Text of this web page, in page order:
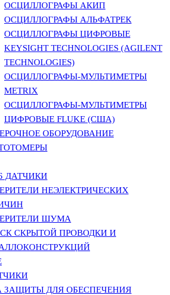
ОСЦИЛЛОГРАФЫ АКИП
ОСЦИЛЛОГРАФЫ АЛЬФАТРЕК
ОСЦИЛЛОГРАФЫ ЦИФРОВЫЕ
KEYSIGHT TECHNOLOGIES (AGILENT
TECHNOLOGIES)
ОСЦИЛЛОГРАФЫ-МУЛЬТИМЕТРЫ
METRIX
ОСЦИЛЛОГРАФЫ-МУЛЬТИМЕТРЫ
ЦИФРОВЫЕ FLUKE (США)
ОБОРУДОВАНИЕ
ДАТЧИКИ
НЕЭЛЕКТРИЧЕСКИХ
ШУМА
СКРЫТОЙ ПРОВОДКИ И
ЗАЩИТЫ ДЛЯ ОБЕСПЕЧЕНИЯ